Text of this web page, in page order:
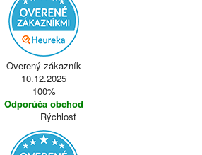
Overený zákazník
10.12.2025
100%
Odporúča obchod
Rýchlosť